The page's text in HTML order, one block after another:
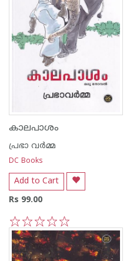
കാലപാശം
പ്രഭാ വര്‍മ്മ
DC Books
Add to Cart
Rs 99.00
5
4
3
2
1